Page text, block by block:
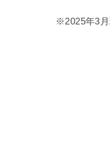
※2025年3